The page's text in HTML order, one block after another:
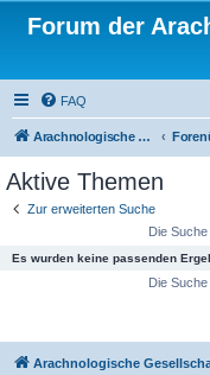
Forum der
FAQ
Arachnologische Gesellschaft e. V.
Aktive Themen
Zur erweiterten Suche
Die
Es wurden keine passenden
Die
Arachnologische